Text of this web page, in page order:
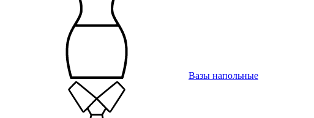
Вазы напольные